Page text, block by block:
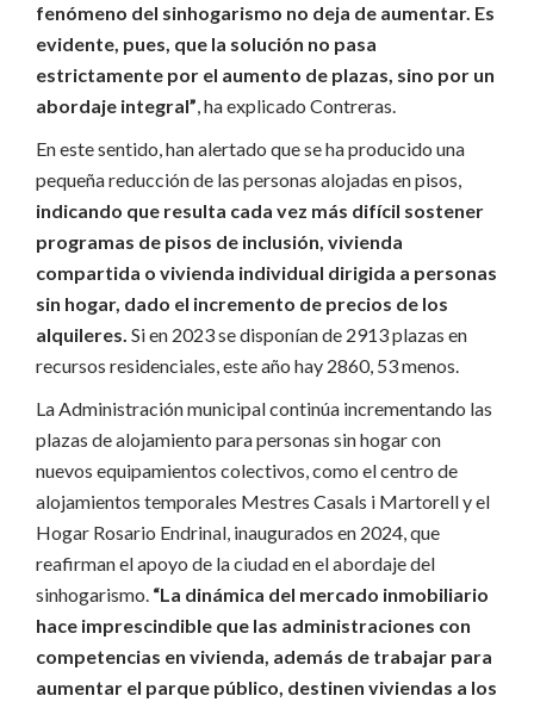
fenómeno del sinhogarismo no deja de aumentar. Es
evidente, pues, que la solución no pasa
estrictamente por el aumento de plazas, sino por un
abordaje integral”, ha explicado Contreras.
En este sentido, han alertado que se ha producido una
pequeña reducción de las personas alojadas en pisos,
indicando que resulta cada vez más difícil sostener
programas de pisos de inclusión, vivienda
compartida o vivienda individual dirigida a personas
sin hogar, dado el incremento de precios de los
alquileres. Si en 2023 se disponían de 2913 plazas en
recursos residenciales, este año hay 2860, 53 menos.
La Administración municipal continúa incrementando las
plazas de alojamiento para personas sin hogar con
nuevos equipamientos colectivos, como el centro de
alojamientos temporales Mestres Casals i Martorell y el
Hogar Rosario Endrinal, inaugurados en 2024, que
reafirman el apoyo de la ciudad en el abordaje del
sinhogarismo. “La dinámica del mercado inmobiliario
hace imprescindible que las administraciones con
competencias en vivienda, además de trabajar para
aumentar el parque público, destinen viviendas a los